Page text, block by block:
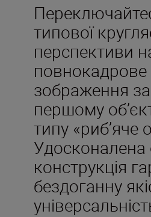
типової
перспективи
повнокадрове
зображення
першому
типу «риб’яче
Удосконалена
конструкція
бездоганну